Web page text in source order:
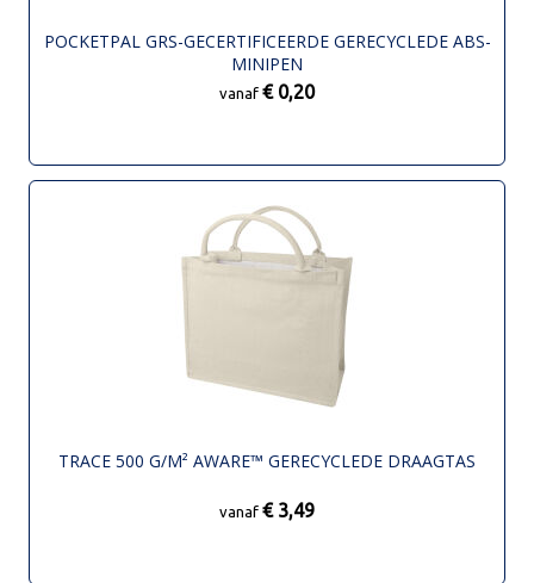
POCKETPAL GRS-GECERTIFICEERDE GERECYCLEDE ABS-
MINIPEN
vanaf € 0,20
TRACE 500 G/M² AWARE™ GERECYCLEDE DRAAGTAS
vanaf € 3,49